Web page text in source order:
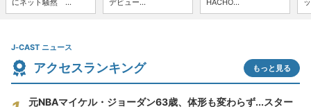
にネット騒然 ...
デビュー...
HACHO...
J-CAST ニュース
アクセスランキング もっと見る
元NBAマイケル・ジョーダン63歳、体形も変わらず...スター